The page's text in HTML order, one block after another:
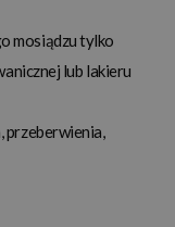
mosiądzu tylko
lub lakieru
przeberwienia,